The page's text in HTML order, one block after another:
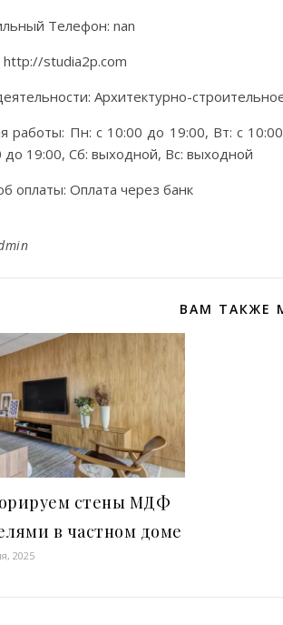
Телефон: nan
http://studia2p.com
Архитектурно-
работы: Пн: с 10:00 до 19:00, Вт: с
до 19:00, Сб: выходной, Вс: выходной
оплаты: Оплата через банк
ВАМ ТАКЖЕ
стены МДФ
в частном доме
2025